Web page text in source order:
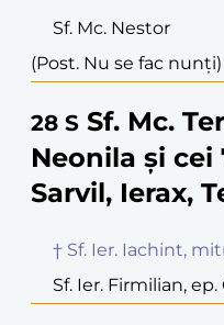
Sf. Mc. Nestor
(Post. Nu se fac nunți)
28 S Sf. Mc.
Neonila și cei
Sarvil, Ierax,
† Sf. Ier. Iachint,
Sf. Ier. Firmilian,